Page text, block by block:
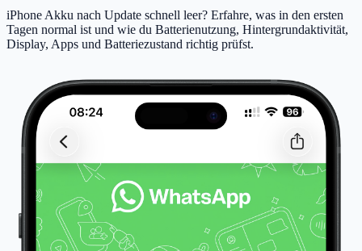
iPhone Akku nach Update schnell leer? Erfahre, was in den ersten
Tagen normal ist und wie du Batterienutzung, Hintergrundaktivität,
Display, Apps und Batteriezustand richtig prüfst.